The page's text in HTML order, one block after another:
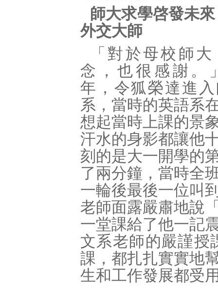
師大求學啓發未
外交大師
「對於母校師
念，也很感謝。
年，令狐榮達進
系，當時的英語系
想起當時上課的景
汗水的身影都讓他
刻的是大一開學的
了兩分鐘，當時全
一輪後最後一位叫
老師面露嚴肅地說
一堂課給了他一記
文系老師的嚴謹授
課，都扎扎實實地
生和工作發展都受